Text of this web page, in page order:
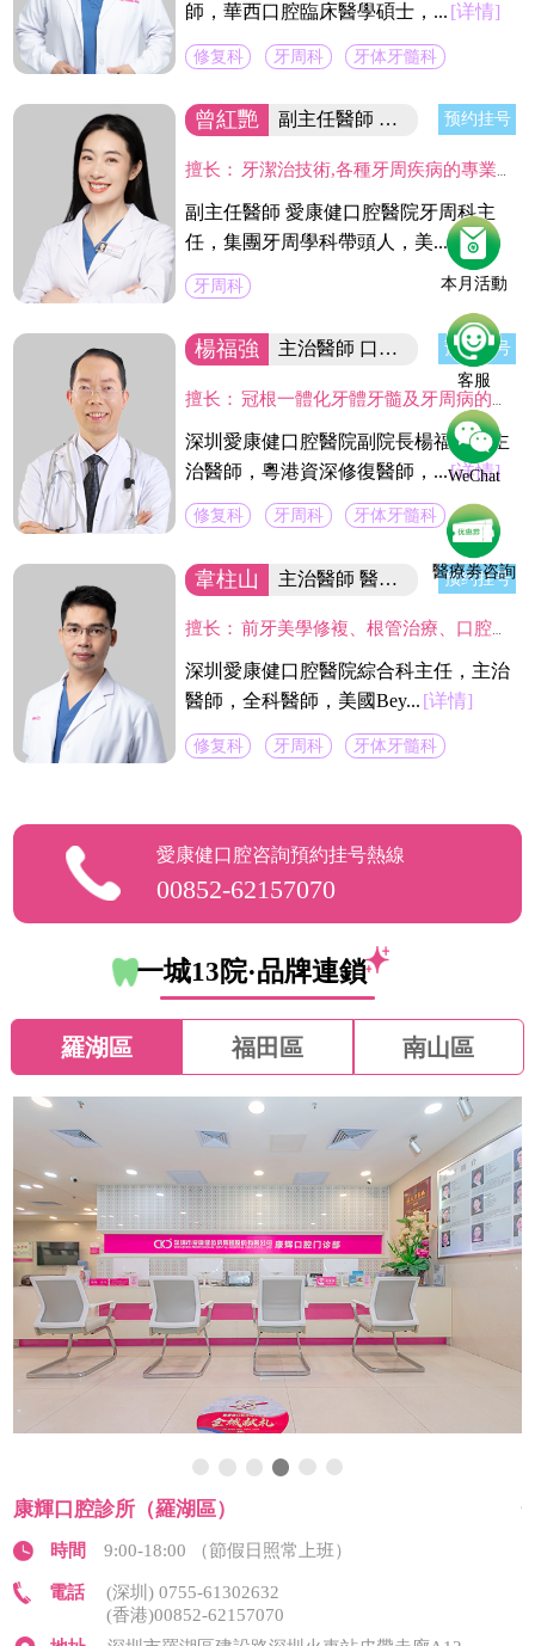
本月活動
客服
WeChat
醫療劵咨詢
師，華西口腔臨床醫學碩士，... [详情]
修复科 牙周科 牙体牙髓科
曾紅艷 副主任醫師 集团牙周學科帶頭人 预约挂号
擅长： 牙潔治技術,各種牙周疾病的專業治療及手術治療(翻瓣術及牙周引導骨組織再造術,龈切除術)及種植體周圍感染疾病的治療。
副主任醫師 愛康健口腔醫院牙周科主
任，集團牙周學科帶頭人，美...[详情]
牙周科
楊福強 主治醫師 口腔醫院副院長 预约挂号
擅长： 冠根一體化牙體牙髓及牙周病的診療，復雜牙的拔除，牙體缺損的嵌體修復，以及烤瓷冠、義齒的修復等方面的診治，在水激光治牙方面有著豐富的臨床經驗。臨床工作中致力於牙體保存，種植修復設計，咬合功能重建，微創美學牙體修復等。
深圳愛康健口腔醫院副院長楊福強，主
治醫師，粵港資深修復醫師，...[详情]
修复科 牙周科 牙体牙髓科
韋柱山 主治醫師 醫院綜合科主任 预约挂号
擅长： 前牙美學修複、根管治療、口腔修複、美容修複等。不僅熟練掌握口腔牙體、牙髓、牙周治療等常見疾病的治療，並在牙齒美白技術上獨具壹格，對修複各種色素牙、氟斑牙、四環素牙、黃牙等有豐富經驗。
深圳愛康健口腔醫院綜合科主任，主治
醫師，全科醫師，美國Bey... [详情]
修复科 牙周科 牙体牙髓科
愛康健口腔咨詢預約挂号熱線
00852-62157070
一城13院·品牌連鎖
羅湖區 福田區 南山區
康輝口腔診所（羅湖區）
時間 9:00-18:00 （節假日照常上班）
電話
(深圳) 0755-61302632
(香港)00852-62157070